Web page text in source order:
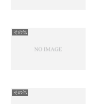
その他
その他